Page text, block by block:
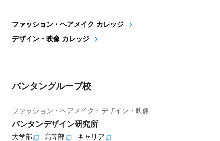
ファッション・ヘアメイク カレッジ
デザイン・映像 カレッジ
バンタングループ校
ファッション・ヘアメイク・デザイン・映像
バンタンデザイン研究所
大学部 高等部 キャリア